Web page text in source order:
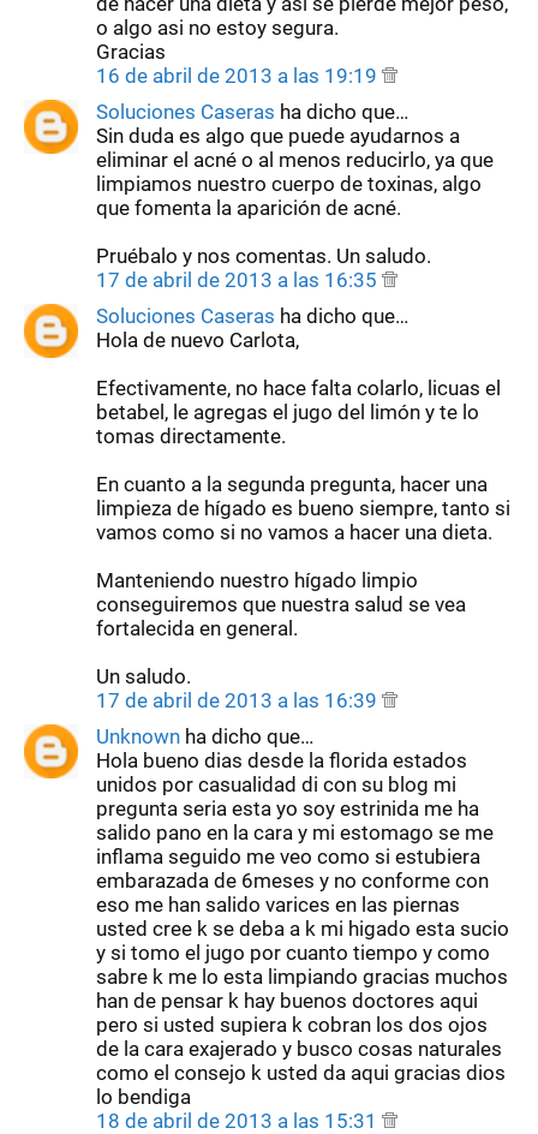
o algo asi no estoy segura.
Gracias
16 de abril de 2013 a las 19:19
Soluciones Caseras ha dicho que…
Sin duda es algo que puede ayudarnos a
eliminar el acné o al menos reducirlo, ya que
limpiamos nuestro cuerpo de toxinas, algo
que fomenta la aparición de acné.
Pruébalo y nos comentas. Un saludo.
17 de abril de 2013 a las 16:35
Soluciones Caseras ha dicho que…
Hola de nuevo Carlota,
Efectivamente, no hace falta colarlo, licuas el
betabel, le agregas el jugo del limón y te lo
tomas directamente.
En cuanto a la segunda pregunta, hacer una
limpieza de hígado es bueno siempre, tanto si
vamos como si no vamos a hacer una dieta.
Manteniendo nuestro hígado limpio
conseguiremos que nuestra salud se vea
fortalecida en general.
Un saludo.
17 de abril de 2013 a las 16:39
Unknown ha dicho que…
Hola bueno dias desde la florida estados
unidos por casualidad di con su blog mi
pregunta seria esta yo soy estrinida me ha
salido pano en la cara y mi estomago se me
inflama seguido me veo como si estubiera
embarazada de 6meses y no conforme con
eso me han salido varices en las piernas
usted cree k se deba a k mi higado esta sucio
y si tomo el jugo por cuanto tiempo y como
sabre k me lo esta limpiando gracias muchos
han de pensar k hay buenos doctores aqui
pero si usted supiera k cobran los dos ojos
de la cara exajerado y busco cosas naturales
como el consejo k usted da aqui gracias dios
lo bendiga
18 de abril de 2013 a las 15:31